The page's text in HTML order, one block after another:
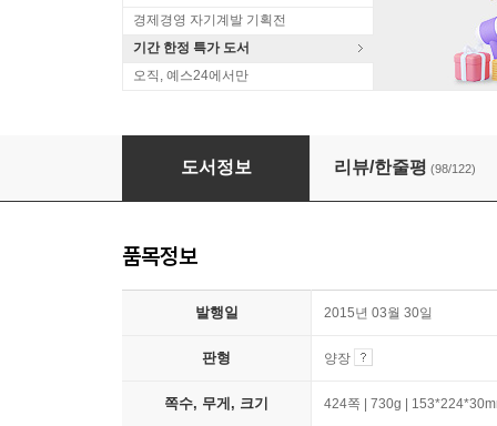
경제경영 자기계발 기획전
기간 한정 특가 도서
오직, 예스24에서만
생각하는 인문학
도서정보 리뷰/한줄평 (98/122)
품목정보
발행일 2015년 03월 30일
판형 양장
쪽수, 무게, 크기 424쪽 | 730g |